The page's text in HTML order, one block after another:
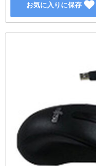
お気に入りに保存